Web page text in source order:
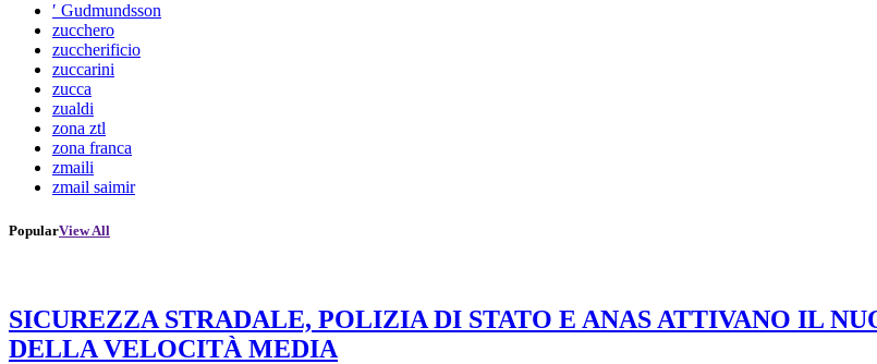
′ Gudmundsson
zucchero
zuccherificio
zuccarini
zucca
zualdi
zona ztl
zona franca
zmaili
zmail saimir
PopularView All
SICUREZZA STRADALE, POLIZIA DI STATO E ANAS ATTIVANO IL
DELLA VELOCITÀ MEDIA